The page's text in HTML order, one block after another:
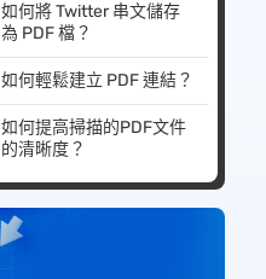
如何將 Twitter 串文儲存
為 PDF 檔？
如何輕鬆建立 PDF 連結？
如何提高掃描的PDF文件
的清晰度？